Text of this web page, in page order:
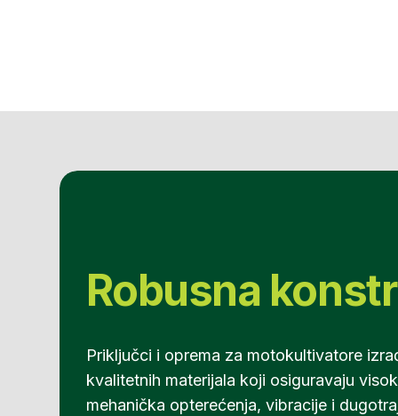
Robusna
Priključci i oprema za motokultivatore
kvalitetnih materijala koji osiguravaju
mehanička opterećenja, vibracije i